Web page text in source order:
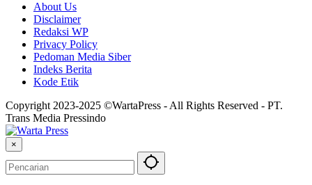
About Us
Disclaimer
Redaksi WP
Privacy Policy
Pedoman Media Siber
Indeks Berita
Kode Etik
Copyright 2023-2025 ©WartaPress - All Rights Reserved - PT.
Trans Media Pressindo
×